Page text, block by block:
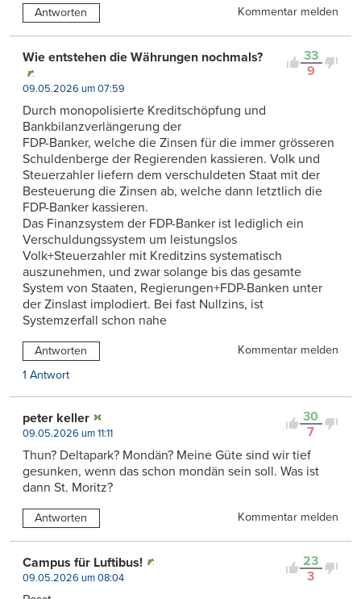
Antworten Kommentar melden
33
9
Wie entstehen die Währungen nochmals?
09.05.2026 um 07:59
Durch monopolisierte Kreditschöpfung und
Bankbilanzverlängerung der
FDP-Banker, welche die Zinsen für die immer grösseren
Schuldenberge der Regierenden kassieren. Volk und
Steuerzahler liefern dem verschuldeten Staat mit der
Besteuerung die Zinsen ab, welche dann letztlich die
FDP-Banker kassieren.
Das Finanzsystem der FDP-Banker ist lediglich ein
Verschuldungssystem um leistungslos
Volk+Steuerzahler mit Kreditzins systematisch
auszunehmen, und zwar solange bis das gesamte
System von Staaten, Regierungen+FDP-Banken unter
der Zinslast implodiert. Bei fast Nullzins, ist
Systemzerfall schon nahe
Antworten
Kommentar melden
1 Antwort
30
7
peter keller
09.05.2026 um 11:11
Thun? Deltapark? Mondän? Meine Güte sind wir tief
gesunken, wenn das schon mondän sein soll. Was ist
dann St. Moritz?
Antworten Kommentar melden
23
3
Campus für Luftibus!
09.05.2026 um 08:04